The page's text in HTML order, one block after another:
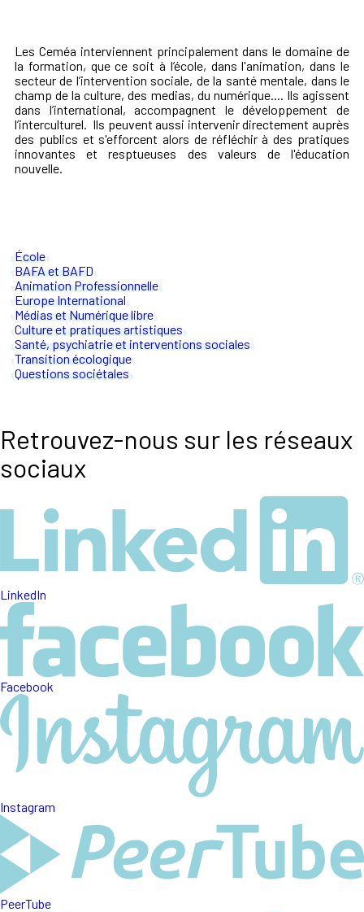
Les Ceméa interviennent principalement dans le domaine de
la formation, que ce soit à l’école, dans l'animation, dans le
secteur de l’intervention sociale, de la santé mentale, dans le
champ de la culture, des medias, du numérique.... Ils agissent
dans l’international, accompagnent le développement de
l’interculturel. Ils peuvent aussi intervenir directement auprès
des publics et s'efforcent alors de réfléchir à des pratiques
innovantes et resptueuses des valeurs de l'éducation
nouvelle.
École
BAFA et BAFD
Animation Professionnelle
Europe International
Médias et Numérique libre
Culture et pratiques artistiques
Santé, psychiatrie et interventions sociales
Transition écologique
Questions sociétales
Retrouvez-nous sur les réseaux
sociaux
LinkedIn
Facebook
Instagram
PeerTube